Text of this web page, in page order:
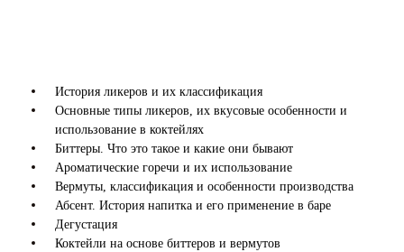
История ликеров и их классификация
Основные типы ликеров, их вкусовые особенности и
использование в коктейлях
Биттеры. Что это такое и какие они бывают
Ароматические горечи и их использование
Вермуты, классификация и особенности производства
Абсент. История напитка и его применение в баре
Дегустация
Коктейли на основе биттеров и вермутов